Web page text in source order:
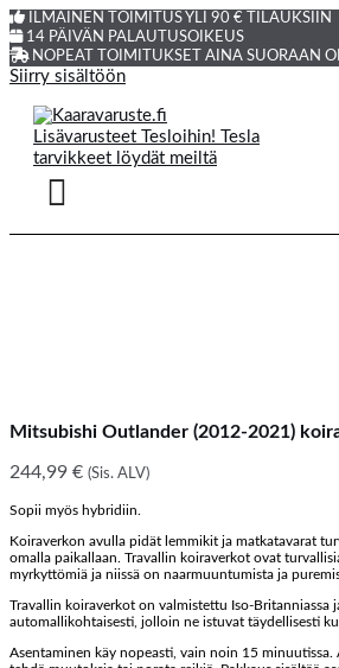
ILMAINEN TOIMITUS YLI 90 € TILAUKSIIN
14 PÄIVÄN PALAUTUSOIKEUS
NOPEAT TOIMITUKSET AINA SUORAAN
Siirry sisältöön
Mitsubishi Outlander (2012-2021)
244,99 € (Sis. ALV)
Sopii myös hybridiin.
Koiraverkon avulla pidät lemmikit ja matkatavarat
omalla paikallaan. Travallin koiraverkot ovat
myrkyttömiä ja niissä on naarmuuntumista ja
Travallin koiraverkot on valmistettu Iso-Britanniassa
automallikohtaisesti, jolloin ne istuvat täydellisesti
Asentaminen käy nopeasti, vain noin 15